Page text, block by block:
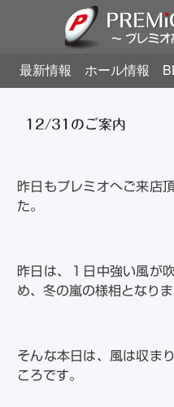
最新情報 ホール情報
12/31のご案内
昨日もプレミオへご来店
た。
昨日は、１日中強い風が
め、冬の嵐の様相となりま
そんな本日は、風は収ま
ころです。